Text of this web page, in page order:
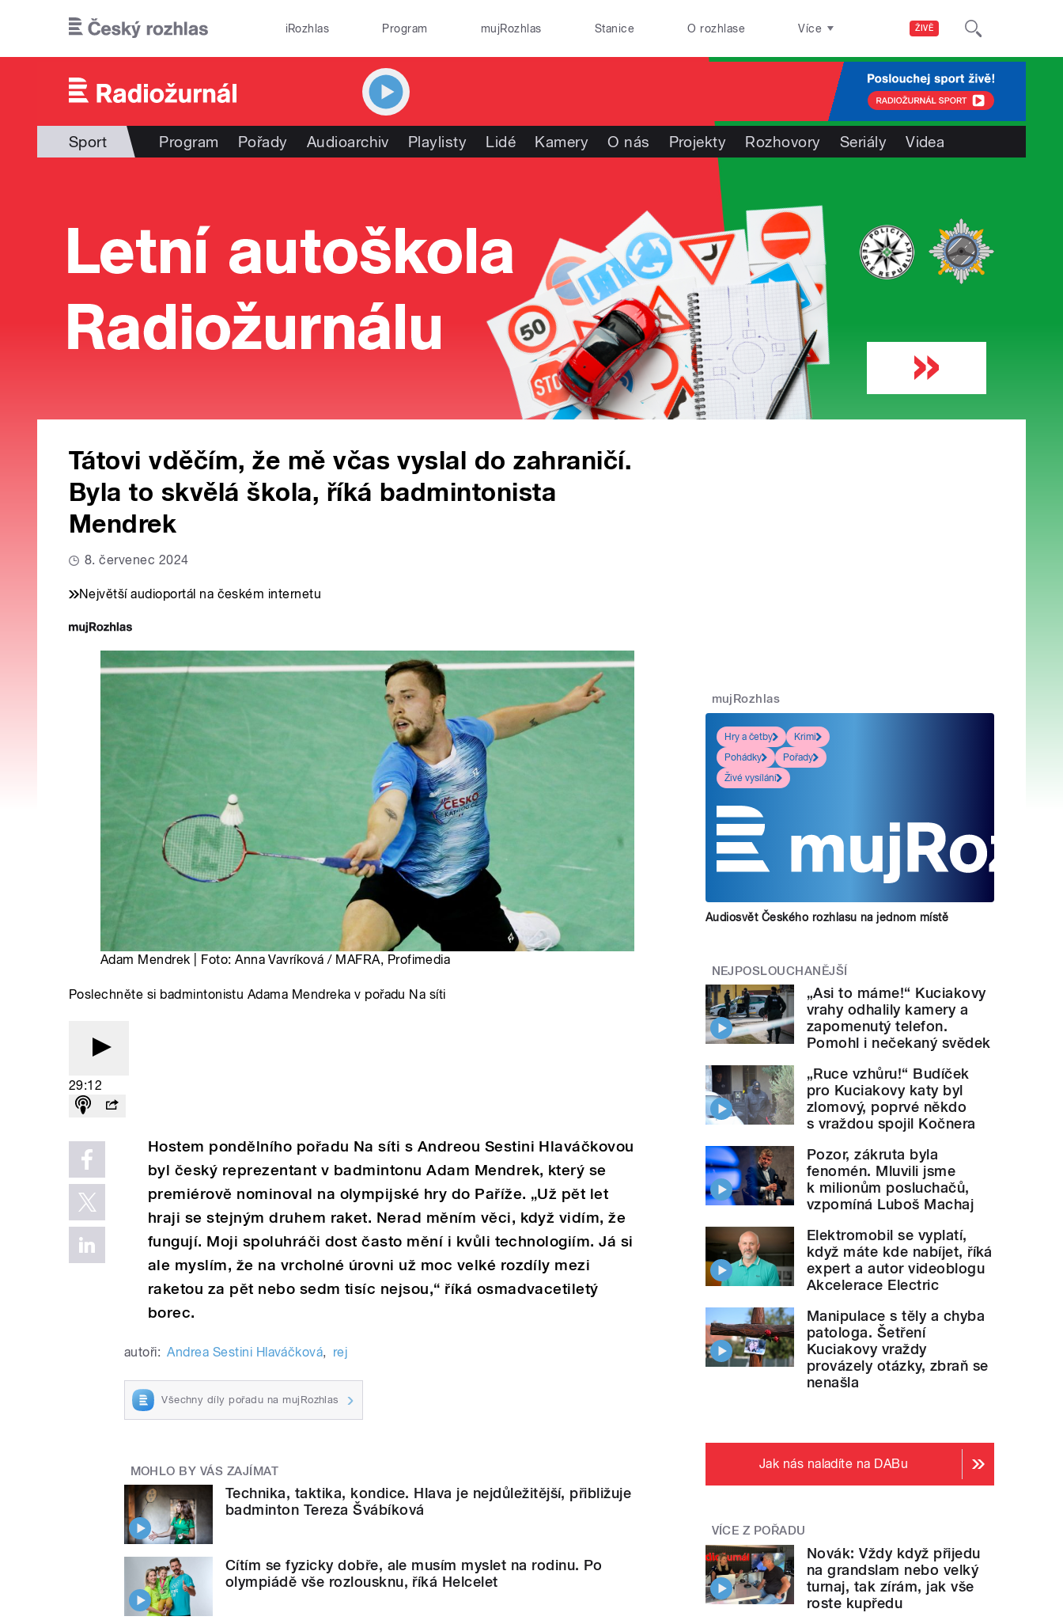
ŽIVĚ
iRozhlas Program mujRozhlas Stanice O rozhlase Více
Sport Program Pořady Audioarchiv Playlisty Lidé Kamery O nás Projekty Rozhovory Seriály Videa
Tátovi vděčím, že mě včas vyslal do zahraničí.
Byla to skvělá škola, říká badmintonista
Mendrek
8. červenec 2024
Největší audioportál na českém internetu
Adam Mendrek | Foto: Anna Vavríková / MAFRA, Profimedia
Poslechněte si badmintonistu Adama Mendreka v pořadu Na síti
29:12
Hostem pondělního pořadu Na síti s Andreou Sestini Hlaváčkovou
byl český reprezentant v badmintonu Adam Mendrek, který se
premiérově nominoval na olympijské hry do Paříže. „Už pět let
hraji se stejným druhem raket. Nerad měním věci, když vidím, že
fungují. Moji spoluhráči dost často mění i kvůli technologiím. Já si
ale myslím, že na vrcholné úrovni už moc velké rozdíly mezi
raketou za pět nebo sedm tisíc nejsou,“ říká osmadvacetiletý
borec.
autoři: Andrea Sestini Hlaváčková, rej
Všechny díly pořadu na mujRozhlas
MOHLO BY VÁS ZAJÍMAT
Technika, taktika, kondice. Hlava je nejdůležitější, přibližuje
badminton Tereza Švábíková
Cítím se fyzicky dobře, ale musím myslet na rodinu. Po
olympiádě vše rozlousknu, říká Helcelet
mujRozhlas
Hry a četby
Krimi
Pohádky
Pořady
Živé vysílání
Audiosvět Českého rozhlasu na jednom místě
NEJPOSLOUCHANĚJŠÍ
„Asi to máme!“ Kuciakovy
vrahy odhalily kamery a
zapomenutý telefon.
Pomohl i nečekaný svědek
„Ruce vzhůru!“ Budíček
pro Kuciakovy katy byl
zlomový, poprvé někdo
s vraždou spojil Kočnera
Pozor, zákruta byla
fenomén. Mluvili jsme
k milionům posluchačů,
vzpomíná Luboš Machaj
Elektromobil se vyplatí,
když máte kde nabíjet, říká
expert a autor videoblogu
Akcelerace Electric
Manipulace s těly a chyba
patologa. Šetření
Kuciakovy vraždy
provázely otázky, zbraň se
nenašla
Jak nás naladíte na DABu
VÍCE Z POŘADU
Novák: Vždy když přijedu
na grandslam nebo velký
turnaj, tak zírám, jak vše
roste kupředu